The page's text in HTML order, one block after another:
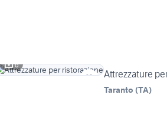
6
Attrezzature
Taranto (TA)